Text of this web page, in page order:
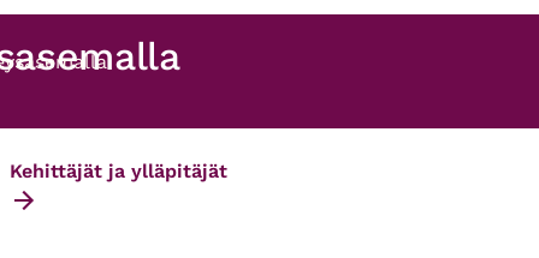
Kehittäjät ja ylläpitäjät